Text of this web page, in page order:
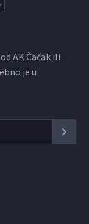
AK Čačak ili
je u